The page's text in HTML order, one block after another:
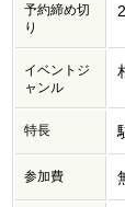
予約締め切
り
イベントジ
ャンル
特長
参加費